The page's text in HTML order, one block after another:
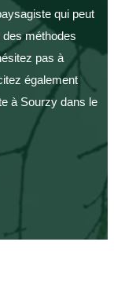
qui peut
méthodes
pas à
également
à Sourzy dans le